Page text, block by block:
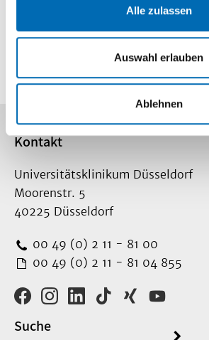
Alle zulassen
Auswahl erlauben
Ablehnen
Lageplan
So finden Sie
Kontakt
Universitätsklinikum Düsseldorf
Moorenstr. 5
40225 Düsseldorf
00 49 (0) 2 11 - 81 00
00 49 (0) 2 11 - 81 04 855
Suche